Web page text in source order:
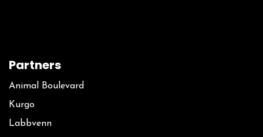
Partners
Animal Boulevard
Kurgo
La​bbvenn